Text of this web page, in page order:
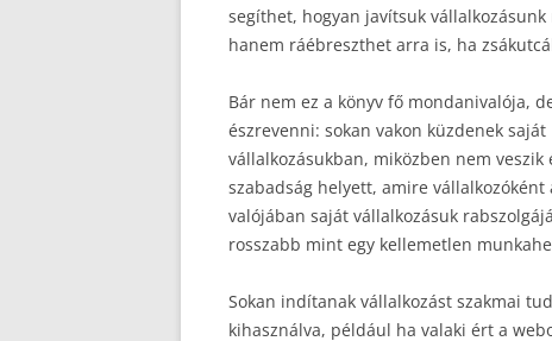
segíthet, hogyan javítsuk vállalkozásunk
hanem ráébreszthet arra is, ha
Bár nem ez a könyv fő mondanivalója,
észrevenni: sokan vakon küzdenek saját
vállalkozásukban, miközben nem veszik
szabadság helyett, amire vállalkozóként
valójában saját vállalkozásuk
rosszabb mint egy kellemetlen
Sokan indítanak vállalkozást szakmai
kihasználva, például ha valaki ért a